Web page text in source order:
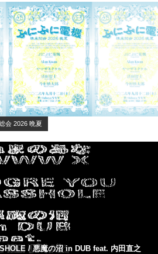
会 2026 晩夏
/ 悪魔の沼 in DUB feat. 内田直之